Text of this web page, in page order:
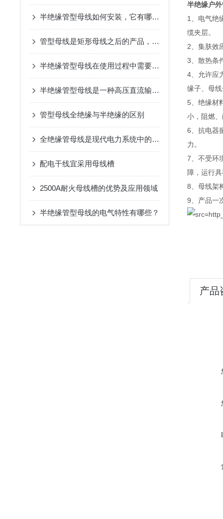
半绝缘管型母线如何安装，它有哪些优势
管型母线是矩形母线之后的产品，它应用广泛优势明显
半绝缘管型母线在使用过程中需要采取一定的保护措施
半绝缘管型母线是一种高压直流输电系统中广泛应用的电气设备
管型母线全绝缘与半绝缘的区别
全绝缘管母线是现代电力系统中的重要组成部分
配电干线宜采用母线槽
2500A耐火母线槽的优势及应用领域
半绝缘管型母线的电气特性有哪些？
半绝缘户
1、电气绝
缆夹层。
2、集肤效
3、散热条
4、允许应
缘子、母
5、绝缘材
小，阻燃
6、抗电器
力。
7、不受环
障，运行
8、母线架
9、产品一
产品